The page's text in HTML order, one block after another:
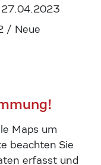
/ Neue
Maps um
beachten Sie
erfasst und